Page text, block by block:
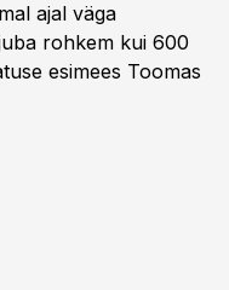
ajal väga
rohkem kui 600
esimees Toomas